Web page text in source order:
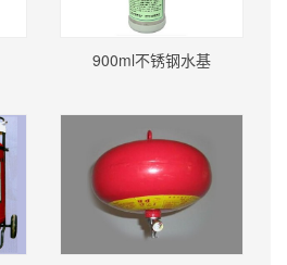
900ml不锈钢水基